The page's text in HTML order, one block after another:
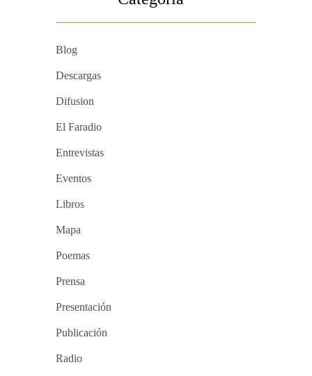
Blog
Descargas
Difusion
El Faradio
Entrevistas
Eventos
Libros
Mapa
Poemas
Prensa
Presentación
Publicación
Radio